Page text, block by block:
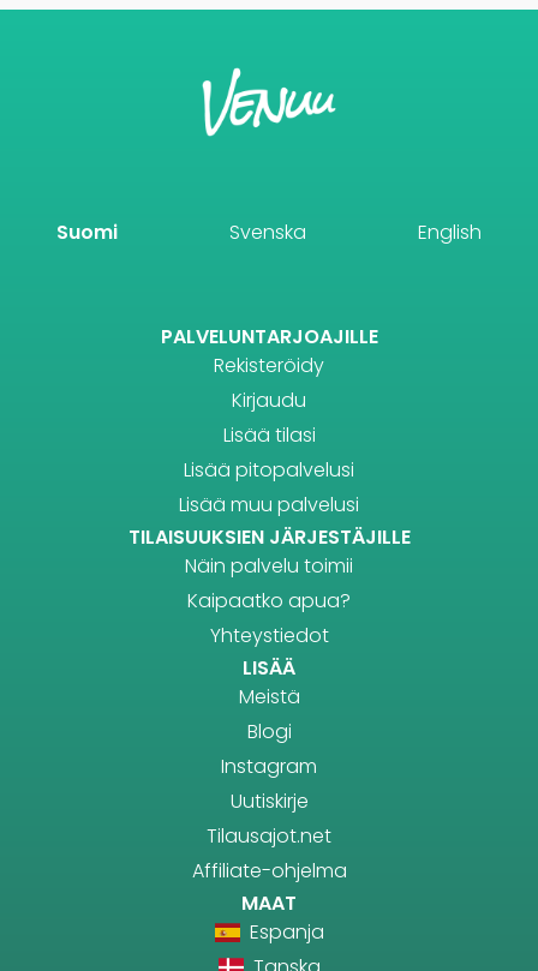
Suomi Svenska English
PALVELUNTARJOAJILLE
Rekisteröidy
Kirjaudu
Lisää tilasi
Lisää pitopalvelusi
Lisää muu palvelusi
TILAISUUKSIEN JÄRJESTÄJILLE
Näin palvelu toimii
Kaipaatko apua?
Yhteystiedot
LISÄÄ
Meistä
Blogi
Instagram
Uutiskirje
Tilausajot.net
Affiliate-ohjelma
MAAT
Espanja